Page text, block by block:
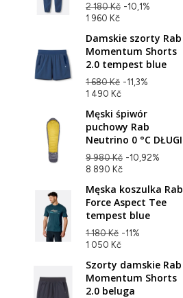
2 180 Kč -10,1%
1 960 Kč
Damskie szorty Rab
Momentum Shorts
2.0 tempest blue
1 680 Kč -11,3%
1 490 Kč
Męski śpiwór
puchowy Rab
Neutrino 0 °C DŁUGI
9 980 Kč -10,92%
8 890 Kč
Męska koszulka Rab
Force Aspect Tee
tempest blue
1 180 Kč -11%
1 050 Kč
Szorty damskie Rab
Momentum Shorts
2.0 beluga